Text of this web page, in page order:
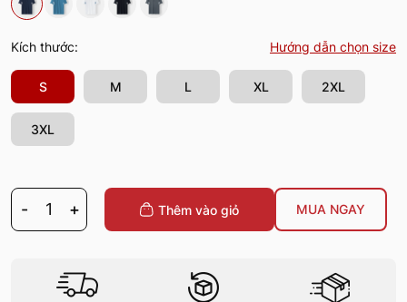
Kích thước: Hướng dẫn chọn size
S M L XL 2XL
3XL
- 1 + Thêm vào giỏ MUA NGAY